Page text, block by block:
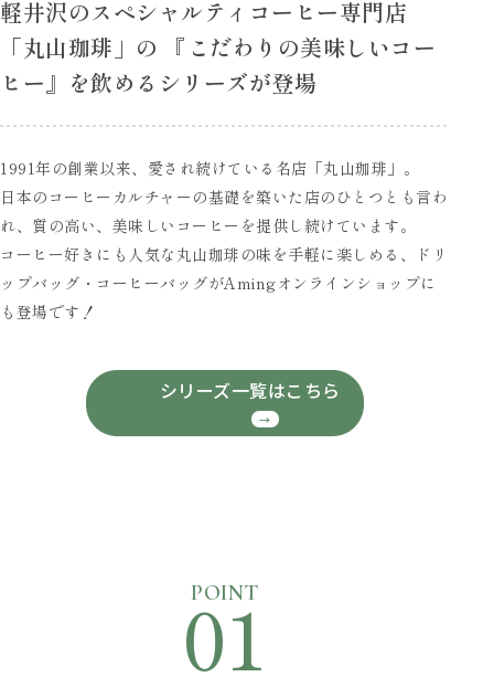
軽井沢のスペシャルティコーヒー専門店
「丸山珈琲」の 『こだわりの美味しいコー
ヒー』を飲めるシリーズが登場
1991年の創業以来、愛され続けている名店「丸山珈琲」。
日本のコーヒーカルチャーの基礎を築いた店のひとつとも言わ
れ、質の高い、美味しいコーヒーを提供し続けています。
コーヒー好きにも人気な丸山珈琲の味を手軽に楽しめる、ドリ
ップバッグ・コーヒーバッグがAmingオンラインショップに
も登場です！
シリーズ一覧はこちら
POINT
01